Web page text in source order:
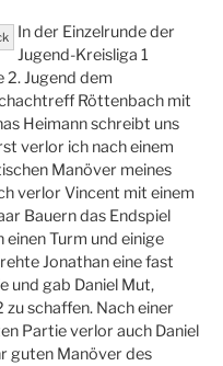
In der Einzelrunde der
Jugend-Kreisliga 1
2. Jugend dem
Röttenbach mit
Heimann schreibt uns
verlor ich nach einem
Manöver meines
verlor Vincent mit einem
Bauern das Endspiel
einen Turm und einige
Jonathan eine fast
und gab Daniel Mut,
zu schaffen. Nach einer
Partie verlor auch Daniel
guten Manöver des